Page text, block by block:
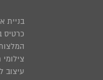
בניית
כרטיס
עיצוב